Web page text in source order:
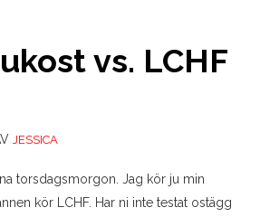
vs. LCHF
JESSICA
torsdagsmorgon. Jag kör ju min
kör LCHF. Har ni inte testat ostägg